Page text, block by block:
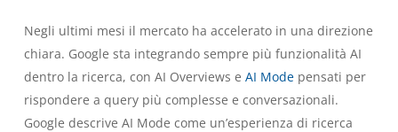
Negli ultimi mesi il mercato ha accelerato in una direzione
chiara. Google sta integrando sempre più funzionalità AI
dentro la ricerca, con AI Overviews e AI Modepensati per
rispondere a query più complesse e conversazionali.
Google descrive AI Mode come un’esperienza di ricerca